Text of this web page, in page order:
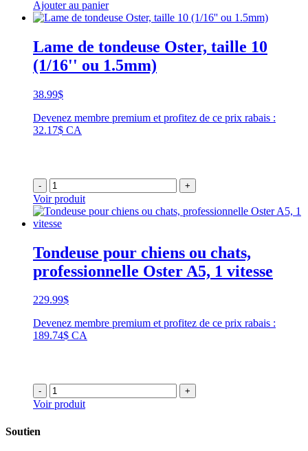
Ajouter au panier
Lame de tondeuse Oster, taille 10
(1/16'' ou 1.5mm)
38.99$
Devenez membre premium et profitez de ce prix rabais :
32.17$ CA
- +
Voir produit
Tondeuse pour chiens ou chats,
professionnelle Oster A5, 1 vitesse
229.99$
Devenez membre premium et profitez de ce prix rabais :
189.74$ CA
- +
Voir produit
Soutien